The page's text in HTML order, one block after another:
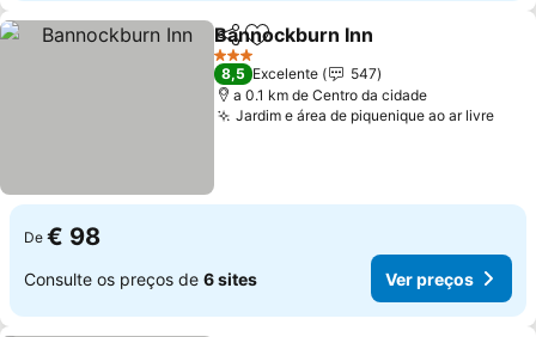
PartilharAdicionar aos favoritos
Bannockburn Inn
3 Estrelas
8,5 Excelente
547
a 0.1 km de Centro da cidade
Jardim e área de piquenique ao ar livre
De € 98
Consulte os preços de 6 sites Ver preços